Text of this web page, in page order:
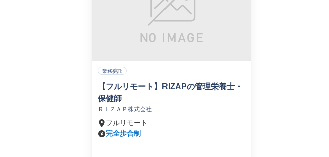
業務委託
【フルリモート】RIZAPの管理栄養士・
保健師
ＲＩＺＡＰ株式会社
フルリモート
完全歩合制